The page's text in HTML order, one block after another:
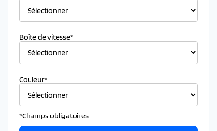
Boîte de vitesse*
Couleur*
*Champs obligatoires